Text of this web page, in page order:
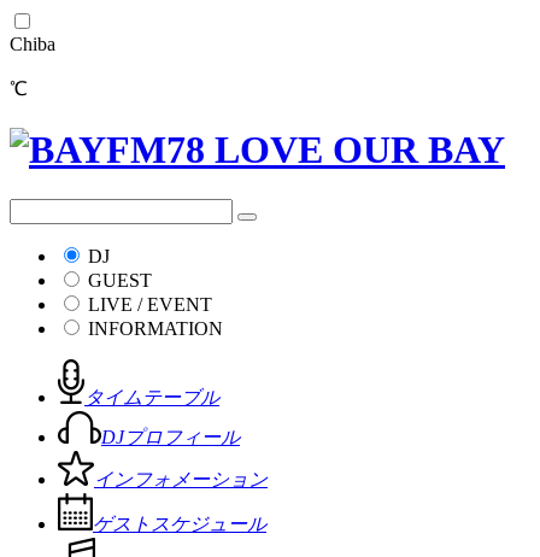
Chiba
℃
DJ
GUEST
LIVE / EVENT
INFORMATION
タイムテーブル
DJプロフィール
インフォメーション
ゲストスケジュール